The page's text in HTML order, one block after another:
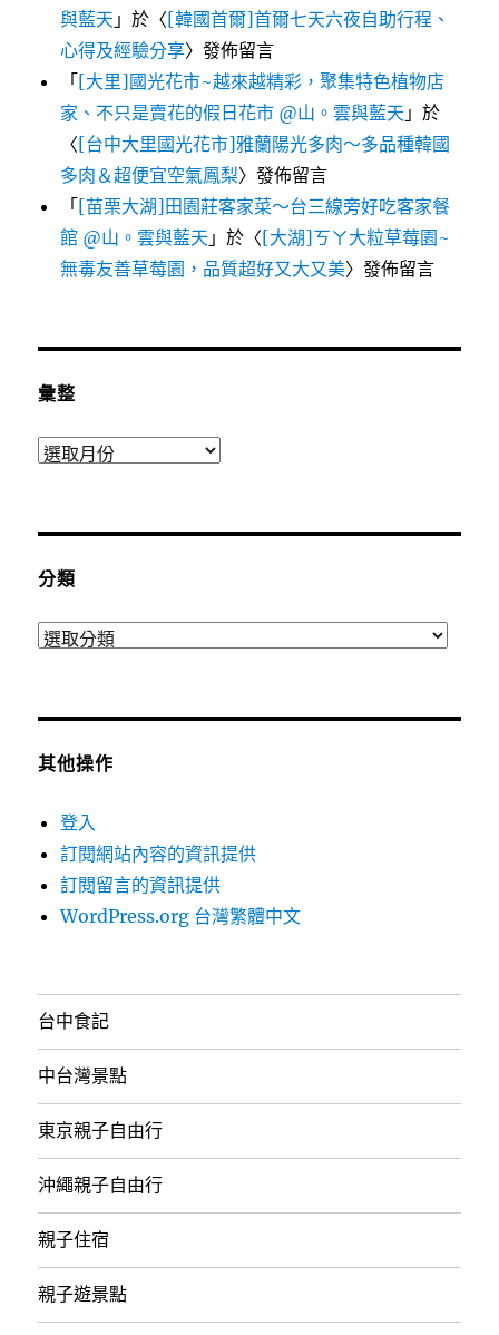
與藍天 」於〈[韓國首爾]首爾七天六夜自助行程、
心得及經驗分享〉發佈留言
「[大里]國光花市~越來越精彩，聚集特色植物店
家、不只是賣花的假日花市 @山。雲與藍天 」於
〈[台中大里國光花市]雅蘭陽光多肉～多品種韓國
多肉＆超便宜空氣鳳梨〉發佈留言
「[苗栗大湖]田園莊客家菜～台三線旁好吃客家餐
館 @山。雲與藍天 」於〈[大湖]ㄎㄚ大粒草莓園~
無毒友善草莓園，品質超好又大又美〉發佈留言
彙整
彙
分類
分
其他操作
登入
訂閱網站內容的資訊提供
訂閱留言的資訊提供
WordPress.org 台灣繁體中文
台中食記
中台灣景點
東京親子自由行
沖繩親子自由行
親子住宿
親子遊景點